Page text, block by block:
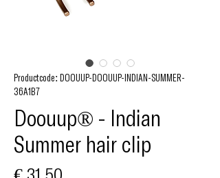
Productcode: DOOUUP-DOOUUP-INDIAN-SUMMER-
36A1B7
Doouup® - Indian
Summer hair clip